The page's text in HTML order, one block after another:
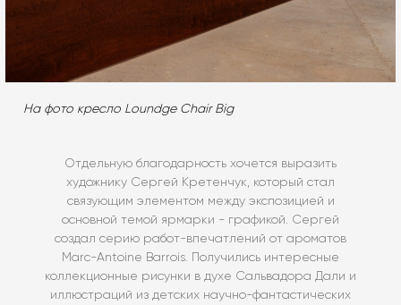
На фото кресло Loundge Chair Big
Отдельную благодарность хочется выразить
художнику Сергей Кретенчук, который стал
связующим элементом между экспозицией и
основной темой ярмарки - графикой. Сергей
создал серию работ-впечатлений от ароматов
Marc-Antoine Barrois. Получились интересные
коллекционные рисунки в духе Сальвадора Дали и
иллюстраций из детских научно-фантастических